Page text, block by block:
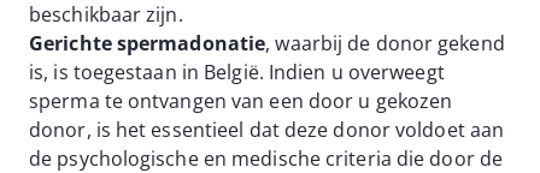
beschikbaar zijn.
Gerichte spermadonatie, waarbij de donor gekend
is, is toegestaan in België. Indien u overweegt
sperma te ontvangen van een door u gekozen
donor, is het essentieel dat deze donor voldoet aan
de psychologische en medische criteria die door de